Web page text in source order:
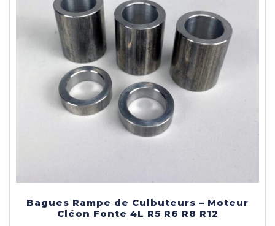
Bagues Rampe de Culbuteurs – Moteur
Cléon Fonte 4L R5 R6 R8 R12